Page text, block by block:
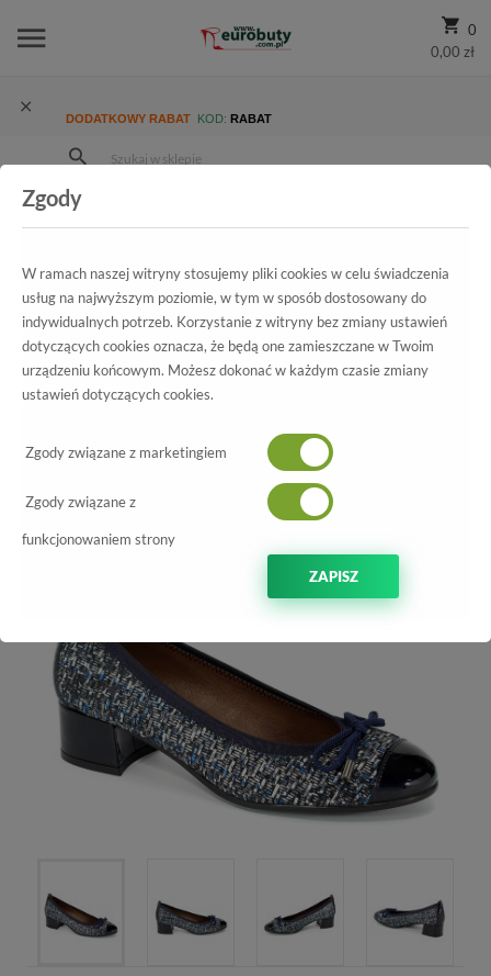
0
0,00 zł
DODATKOWY RABAT KOD: RABAT
Ekskluzywne
Kolekcja
Damskie
Wszystkie produkty
Hi75978 Julia Taipei-I7 Blue
Zgody
W ramach naszej witryny stosujemy pliki cookies w celu świadczenia
usług na najwyższym poziomie, w tym w sposób dostosowany do
indywidualnych potrzeb. Korzystanie z witryny bez zmiany ustawień
dotyczących cookies oznacza, że będą one zamieszczane w Twoim
urządzeniu końcowym. Możesz dokonać w każdym czasie zmiany
ustawień dotyczących cookies.
Zgody związane z marketingiem
Zgody związane z
funkcjonowaniem strony
ZAPISZ